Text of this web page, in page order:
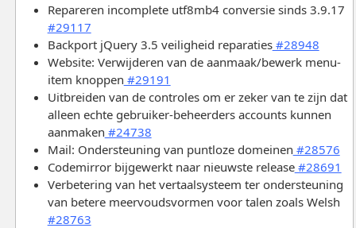
Repareren incomplete utf8mb4 conversie sinds 3.9.17
#29117
Backport jQuery 3.5 veiligheid reparaties#28948
Website: Verwijderen van de aanmaak/bewerk menu-
item knoppen #29191
Uitbreiden van de controles om er zeker van te zijn dat
alleen echte gebruiker-beheerders accounts kunnen
aanmaken #24738
Mail: Ondersteuning van puntloze domeinen #28576
Codemirror bijgewerkt naar nieuwste release#28691
Verbetering van het vertaalsysteem ter ondersteuning
van betere meervoudsvormen voor talen zoals Welsh
#28763